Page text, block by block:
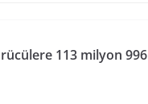
113 milyon 996